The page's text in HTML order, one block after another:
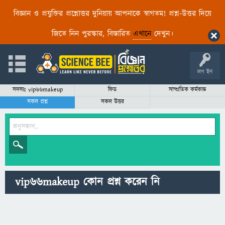
বিজ্ঞান ও প্রযুক্তির প্রশ্নোত্তর দুনিয়ায় আপনাকে স্বাগতম! প্রশ্ন-উত্তর দিয়ে
জিতে নিন পুরস্কার, বিস্তারিত এখানেদেখুন।
লগ ইন
সদস্যঃ vip66makeup ফিড
সাম্প্রতিক কর্মকান্ড
সকল প্রশ্ন
সকল উত্তর
vip66makeup কোন প্রশ্ন করেন নি